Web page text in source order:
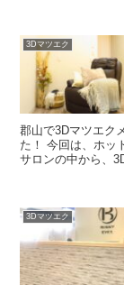
3Dマツエク
郡山で3Dマツエク
た！ 今回は、ホッ
サロンの中から、
3Dマツエク